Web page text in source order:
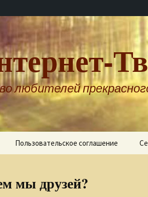
любителей
Пользовательское соглашение
мы друзей?